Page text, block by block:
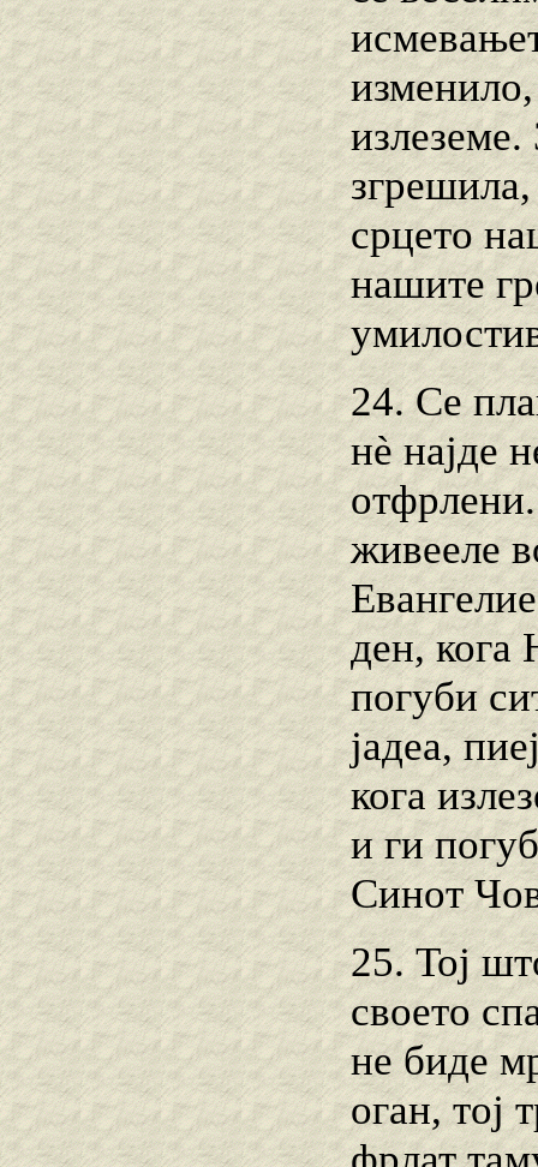
излеземе.
срцето
нашите
24. Се
нѐ најде
живееле
ден, кога
погуби
јадеа,
кога
и ги
Синот
25. Тој
своето
не биде
оган, тој